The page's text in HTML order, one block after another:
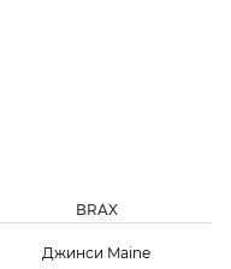
BRAX
Джинси Maine